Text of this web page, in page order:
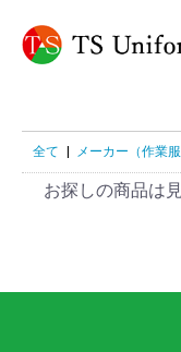
全て メーカー（作業服
お探しの商品は